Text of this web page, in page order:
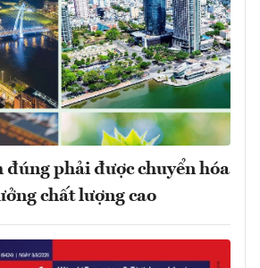
đúng phải được chuyển hóa
chất lượng cao